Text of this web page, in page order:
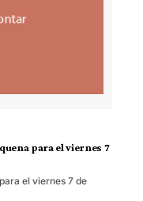
para el viernes 7
el viernes 7 de